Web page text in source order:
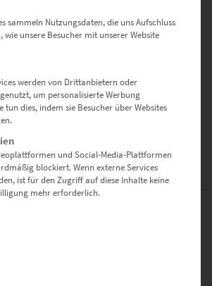
– und mitMilky
horizontale Ruhe &
Raum bringen.
auf Anfrage auch lizenziert werden. Nutze
sammeln Nutzungsdaten, die uns Aufschluss
wie unsere Besucher mit unserer Website
werden von Drittanbietern oder
um personalisierte Werbung
tun dies, indem sie Besucher über Websites
und Social-Media-Plattformen
blockiert. Wenn externe Services
ist für den Zugriff auf diese Inhalte keine
mehr erforderlich.